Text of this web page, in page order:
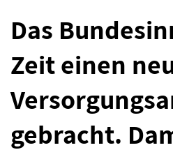
Das
Zeit einen
gebracht.